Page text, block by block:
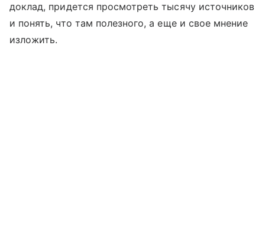
доклад, придется просмотреть тысячу источников
и понять, что там полезного, а еще и свое мнение
изложить.